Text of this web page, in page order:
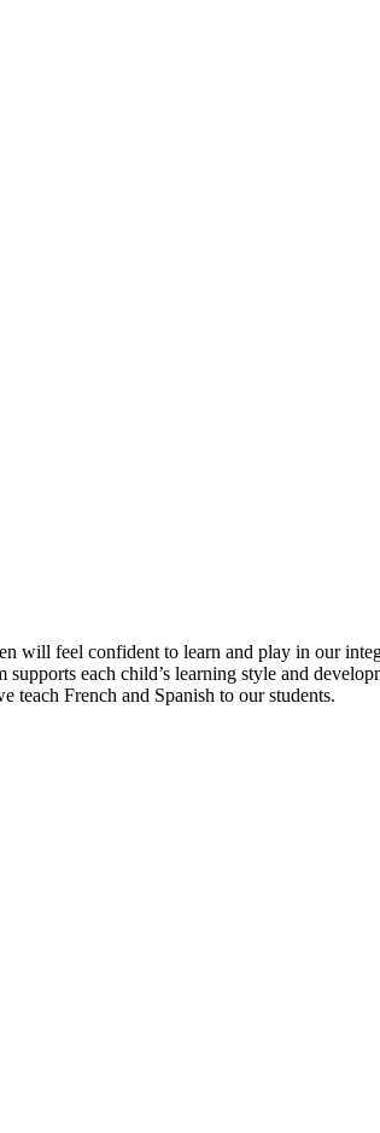
will feel confident to learn and play in our
each child’s learning style and
teach French and Spanish to our students.